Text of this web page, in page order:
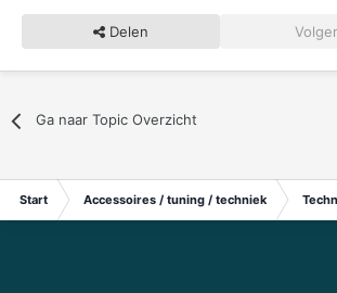
Delen
Ga naar Topic Overzicht
Start Accessoires / tuning / techniek